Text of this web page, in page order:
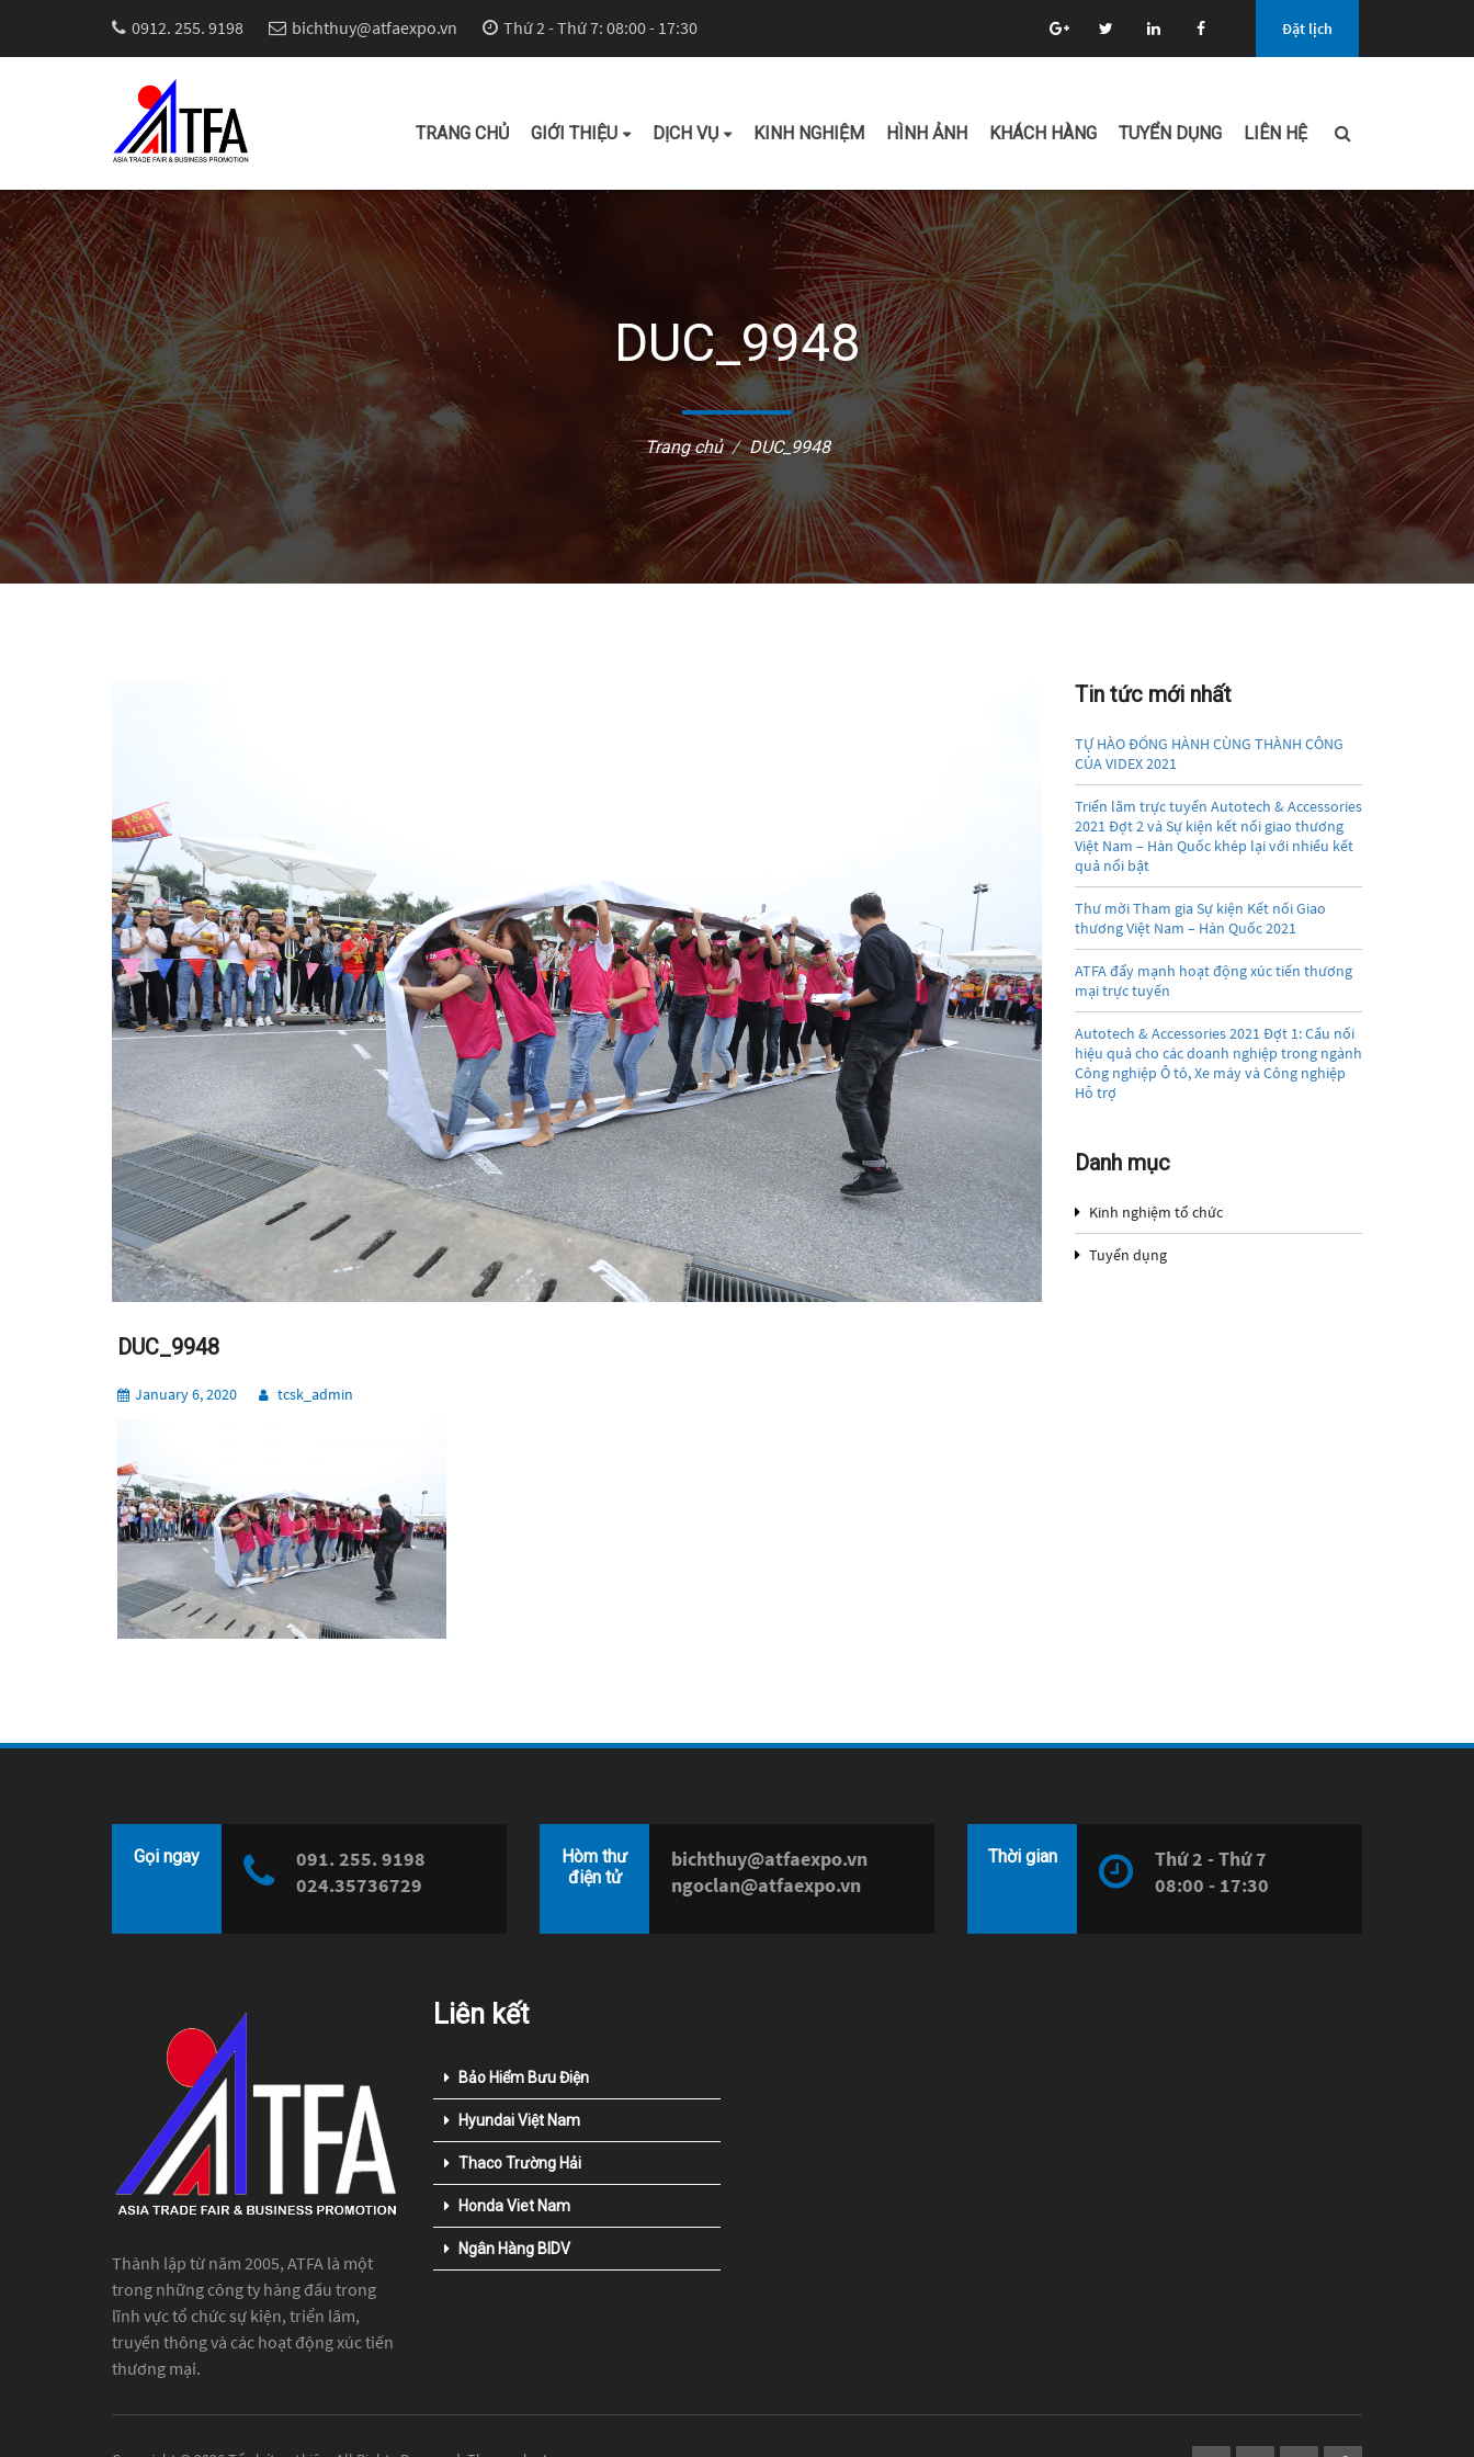
0912. 255. 9198 bichthuy@atfaexpo.vn Thứ 2 - Thứ 7: 08:00 - 17:30 Đặt lịch
TRANG CHỦ GIỚI THIỆU DỊCH VỤ KINH NGHIỆM HÌNH ẢNH KHÁCH HÀNG TUYỂN DỤNG LIÊN HỆ
DUC_9948
Trang chủ DUC_9948
DUC_9948
January 6, 2020 tcsk_admin
Tin tức mới nhất
TỰ HÀO ĐỒNG HÀNH CÙNG THÀNH CÔNG
CỦA VIDEX 2021
Triển lãm trực tuyến Autotech & Accessories
2021 Đợt 2 và Sự kiện kết nối giao thương
Việt Nam – Hàn Quốc khép lại với nhiều kết
quả nổi bật
Thư mời Tham gia Sự kiện Kết nối Giao
thương Việt Nam – Hàn Quốc 2021
ATFA đẩy mạnh hoạt động xúc tiến thương
mại trực tuyến
Autotech & Accessories 2021 Đợt 1: Cầu nối
hiệu quả cho các doanh nghiệp trong ngành
Công nghiệp Ô tô, Xe máy và Công nghiệp
Hỗ trợ
Danh mục
Kinh nghiệm tổ chức
Tuyển dụng
Gọi ngay
091. 255. 9198
024.35736729
Hòm thư
điện tử
bichthuy@atfaexpo.vn
ngoclan@atfaexpo.vn
Thời gian
Thứ 2 - Thứ 7
08:00 - 17:30
Thành lập từ năm 2005, ATFA là một
trong những công ty hàng đầu trong
lĩnh vực tổ chức sự kiện, triển lãm,
truyền thông và các hoạt động xúc tiến
thương mại.
Liên kết
Bảo Hiểm Bưu Điện
Hyundai Việt Nam
Thaco Trường Hải
Honda Viet Nam
Ngân Hàng BIDV